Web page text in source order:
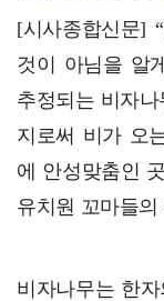
[시사종합신문]
것이 아님을 알
추정되는 비자
지로써 비가 오
에 안성맞춤인
유치원 꼬마들
비자나무는 한